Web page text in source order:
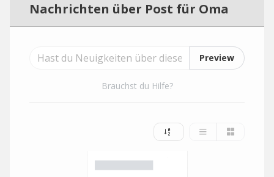
Nachrichten über Post für Oma
Preview
Brauchst du Hilfe?